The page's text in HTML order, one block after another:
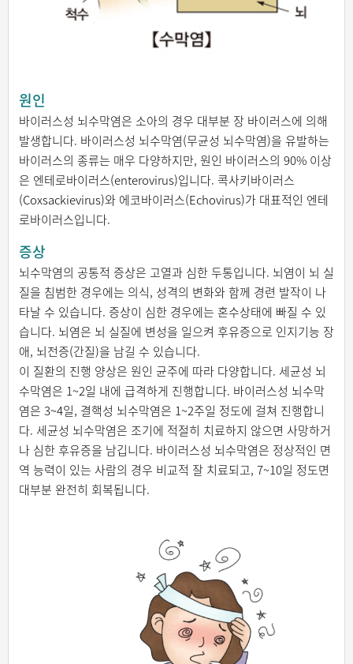
원인
바이러스성 뇌수막염은 소아의 경우 대부분 장 바이러스에 의해
발생합니다. 바이러스성 뇌수막염(무균성 뇌수막염)을 유발하는
바이러스의 종류는 매우 다양하지만, 원인 바이러스의 90% 이상
은 엔테로바이러스(enterovirus)입니다. 콕사키바이러스
(Coxsackievirus)와 에코바이러스(Echovirus)가 대표적인 엔테
로바이러스입니다.
증상
뇌수막염의 공통적 증상은 고열과 심한 두통입니다. 뇌염이 뇌 실
질을 침범한 경우에는 의식, 성격의 변화와 함께 경련 발작이 나
타날 수 있습니다. 증상이 심한 경우에는 혼수상태에 빠질 수 있
습니다. 뇌염은 뇌 실질에 변성을 일으켜 후유증으로 인지기능 장
애, 뇌전증(간질)을 남길 수 있습니다.
이 질환의 진행 양상은 원인 균주에 따라 다양합니다. 세균성 뇌
수막염은 1~2일 내에 급격하게 진행합니다. 바이러스성 뇌수막
염은 3~4일, 결핵성 뇌수막염은 1~2주일 정도에 걸쳐 진행합니
다. 세균성 뇌수막염은 조기에 적절히 치료하지 않으면 사망하거
나 심한 후유증을 남깁니다. 바이러스성 뇌수막염은 정상적인 면
역 능력이 있는 사람의 경우 비교적 잘 치료되고, 7~10일 정도면
대부분 완전히 회복됩니다.